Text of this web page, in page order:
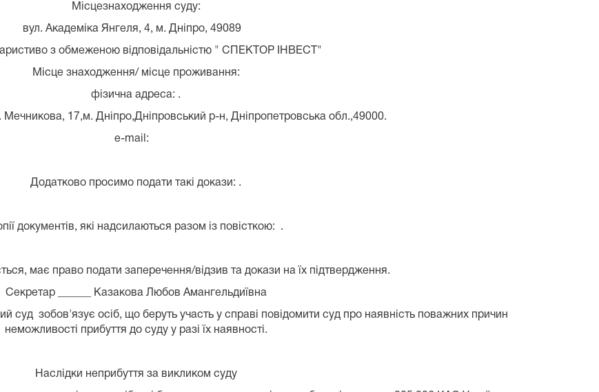
Місцезнаходження суду:
вул. Академіка Янгеля, 4, м. Дніпро, 49089
з обмеженою відповідальністю " СПЕКТОР ІНВЕСТ"
Місце знаходження/ місце проживання:
фізична адреса: .
17,м. Дніпро,Дніпровський р-н, Дніпропетровська обл.,49000.
e-mail:
Додатково просимо подати такі докази: .
документів, які надсилаються разом із повісткою: .
має право подати заперечення/відзив та докази на їх підтвердження.
Секретар ______ Казакова Любов Амангельдиївна
суд зобов'язує осіб, що беруть участь у справі повідомити суд про наявність поважних причин
неможливості прибуття до суду у разі їх наявності.
Наслідки неприбуття за викликом суду